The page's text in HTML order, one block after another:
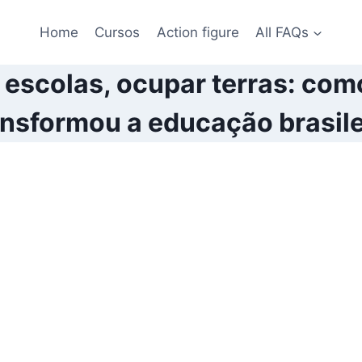
Home Cursos Action figure All FAQs
ocupar terras:
a educação